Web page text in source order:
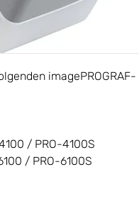
imagePROGRAF-
/ PRO-4100S
/ PRO-6100S